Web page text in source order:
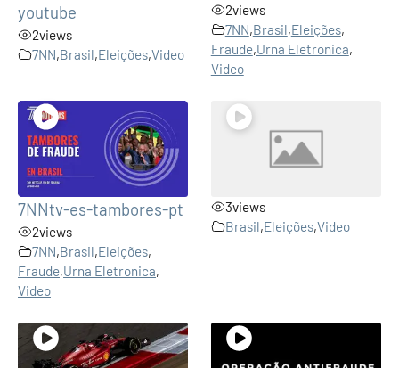
youtube
2views
7NN,Brasil,Eleições,Video
2views
7NN,Brasil,Eleições,
Fraude,Urna Eletronica,
Video
7NNtv-es-tambores-pt
2views
7NN,Brasil,Eleições,
Fraude,Urna Eletronica,
Video
3views
Brasil,Eleições,Video